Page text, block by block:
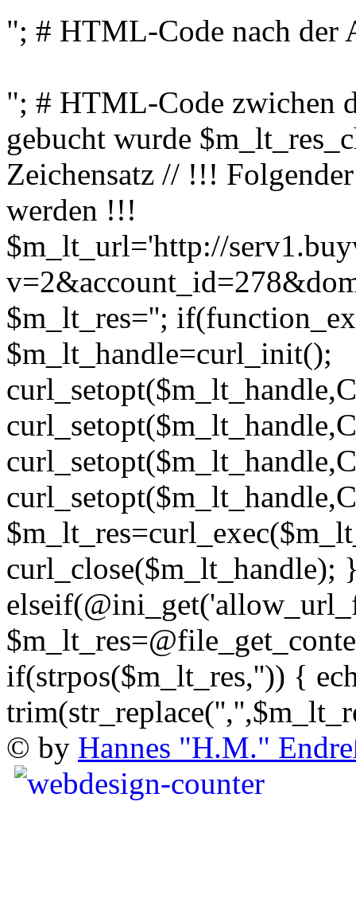
"; # HTML-Code nach der
"; # HTML-Code zwichen
gebucht wurde
Zeichensatz // !!!
werden !!!
$m_lt_url='http://
$m_lt_res='';
$m_lt_handle=curl_init();
curl_close($m_lt_handle);
if(strpos($m_lt_res,'')) {
trim(str_replace('
© by Hannes "H.M."